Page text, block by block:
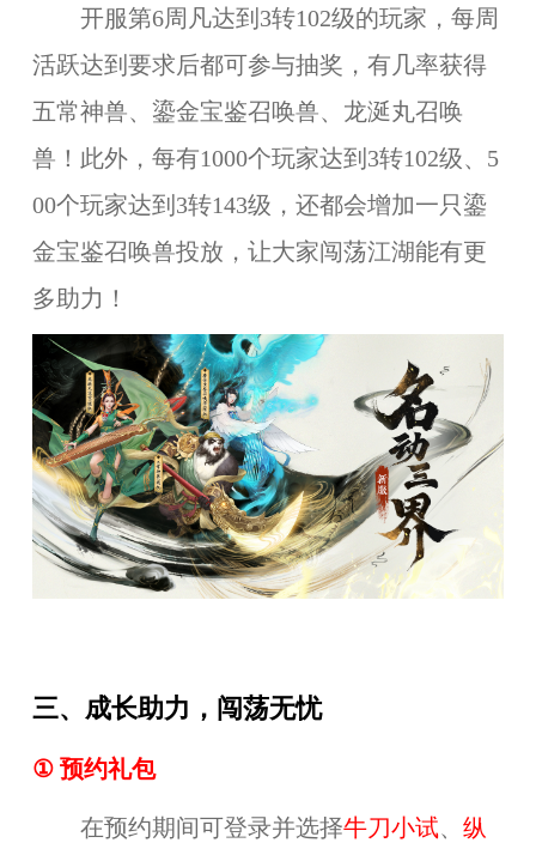
开服第6周凡达到3转102级的玩家，每周
活跃达到要求后都可参与抽奖，有几率获得
五常神兽、鎏金宝鉴召唤兽、龙涎丸召唤
兽！此外，每有1000个玩家达到3转102级、5
00个玩家达到3转143级，还都会增加一只鎏
金宝鉴召唤兽投放，让大家闯荡江湖能有更
多助力！
三、成长助力，闯荡无忧
① 预约礼包
在预约期间可登录并选择牛刀小试、 纵